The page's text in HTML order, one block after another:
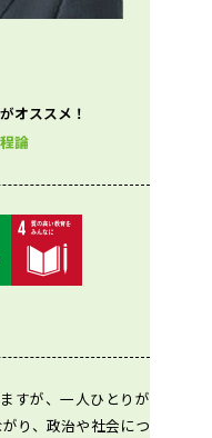
オススメ！
論
すが、一人ひとりが
り、政治や社会につ